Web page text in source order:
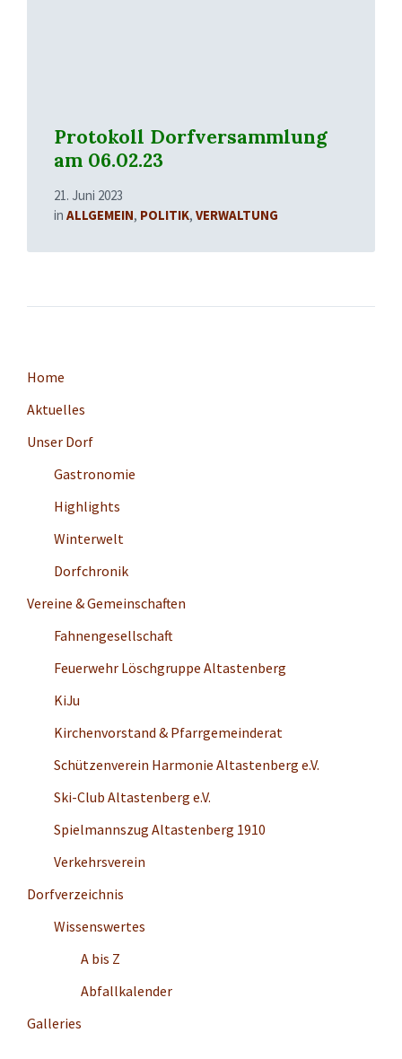
Protokoll Dorfversammlung
am 06.02.23
21. Juni 2023
in ALLGEMEIN, POLITIK, VERWALTUNG
Home
Aktuelles
Unser Dorf
Gastronomie
Highlights
Winterwelt
Dorfchronik
Vereine & Gemeinschaften
Fahnengesellschaft
Feuerwehr Löschgruppe Altastenberg
KiJu
Kirchenvorstand & Pfarrgemeinderat
Schützenverein Harmonie Altastenberg e.V.
Ski-Club Altastenberg e.V.
Spielmannszug Altastenberg 1910
Verkehrsverein
Dorfverzeichnis
Wissenswertes
A bis Z
Abfallkalender
Galleries